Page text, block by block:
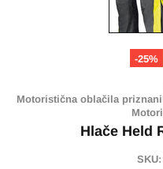
-25%
Motoristična oblačila
Hlače Held
SKU: